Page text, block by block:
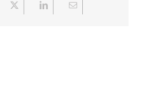
LinkedInEmail